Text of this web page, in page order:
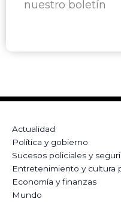
nuestro boletín
Actualidad
Política y gobierno
Sucesos policiales y
Entretenimiento y cultura
Economía y finanzas
Mundo